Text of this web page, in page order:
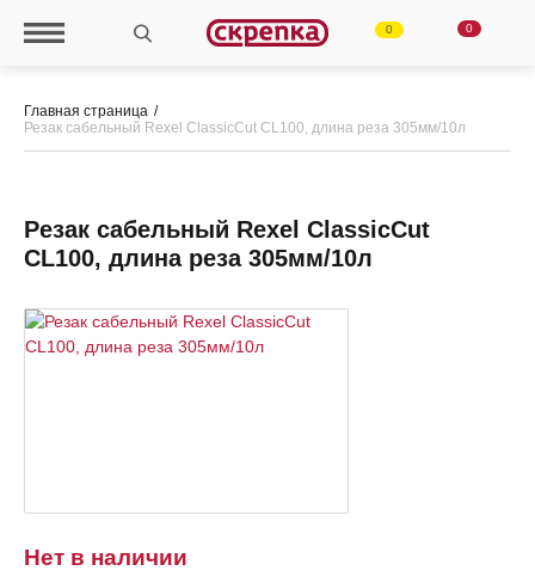
0 0
Главная страница
Резак сабельный Rexel ClassicCut CL100, длина реза 305мм/10л
Нет в наличии
Резак сабельный Rexel ClassicCut
CL100, длина реза 305мм/10л